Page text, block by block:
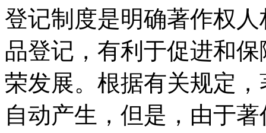
登记制度是明确著作权
品登记，有利于促进和
荣发展。根据有关规定
自动产生，但是，由于